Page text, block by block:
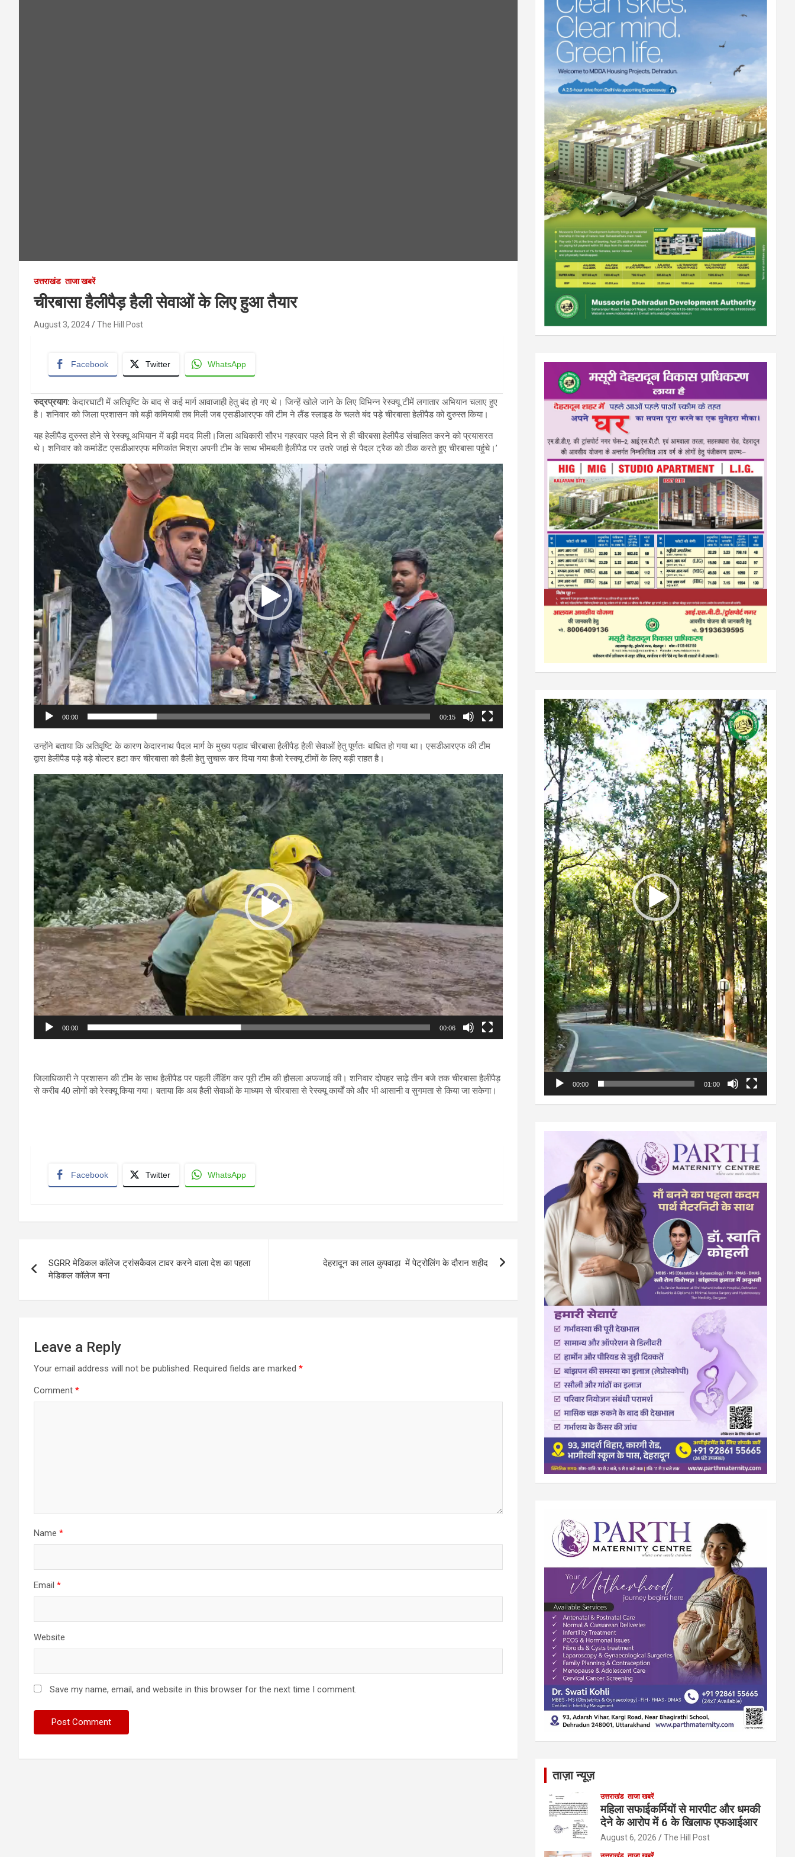
उत्तराखंड ताजा खबरें
चीरबासा हैलीपैड़ हैली सेवाओं के लिए हुआ तैयार
August 3, 2024 The Hill Post
Facebook Twitter WhatsApp
रुद्रप्रयाग: केदारघाटी में अतिवृष्टि के बाद से कई मार्ग आवाजाही हेतु बंद हो गए थे। जिन्हें खोले जाने के लिए विभिन्न रेस्क्यू टीमें लगातार अभियान चलाए हुए
है। शनिवार को जिला प्रशासन को बड़ी कमियाबी तब मिली जब एसडीआरएफ की टीम ने लैंड स्लाइड के चलते बंद पड़े चीरबासा हेलीपैड को दुरुस्त किया।
यह हेलीपैड दुरुस्त होने से रेस्क्यू अभियान में बड़ी मदद मिली।जिला अधिकारी सौरभ गहरवार पहले दिन से ही चीरबसा हेलीपैड संचालित करने को प्रयासरत
थे। शनिवार को कमांडेंट एसडीआरएफ मणिकांत मिश्रा अपनी टीम के साथ भीमबली हैलीपैड पर उतरे जहां से पैदल ट्रैक को ठीक करते हुए चीरबासा पहुंचे।’
Video
Player
00:00 00:15
उन्होंने बताया कि अतिवृष्टि के कारण केदारनाथ पैदल मार्ग के मुख्य पड़ाव चीरबासा हैलीपैड़ हैली सेवाओं हेतु पूर्णतः बाधित हो गया था। एसडीआरएफ की टीम
द्वारा हेलीपैड पड़े बड़े बोल्टर हटा कर चीरबासा को हैली हेतु सुचारू कर दिया गया हैजो रेस्क्यू टीमों के लिए बड़ी राहत है।
Video
Player
00:00 00:06
जिलाधिकारी ने प्रशासन की टीम के साथ हैलीपैड पर पहली लैंडिंग कर पूरी टीम की हौसला अफजाई की। शनिवार दोपहर साढ़े तीन बजे तक चीरबासा हैलीपैड़
से करीब 40 लोगों को रेस्क्यू किया गया। बताया कि अब हैली सेवाओं के माध्यम से चीरबासा से रेस्क्यू कार्यों को और भी आसानी व सुगमता से किया जा सकेगा।
Facebook Twitter WhatsApp
navigation
SGRR मेडिकल कॉलेज ट्रांसकैवल टावर करने वाला देश का पहला
मेडिकल कॉलेज बना
देहरादून का लाल कुपवाड़ा में पेट्रोलिंग के दौरान शहीद
Leave a Reply
Your email address will not be published. Required fields are marked *
Comment *
Name *
Email *
Website
Save my name, email, and website in this browser for the next time I comment.
Video
Player
00:00 01:00
ताज़ा न्यूज़
उत्तराखंड ताजा खबरें
महिला सफाईकर्मियों से मारपीट और धमकी
देने के आरोप में 6 के खिलाफ एफआईआर
August 6, 2026 The Hill Post